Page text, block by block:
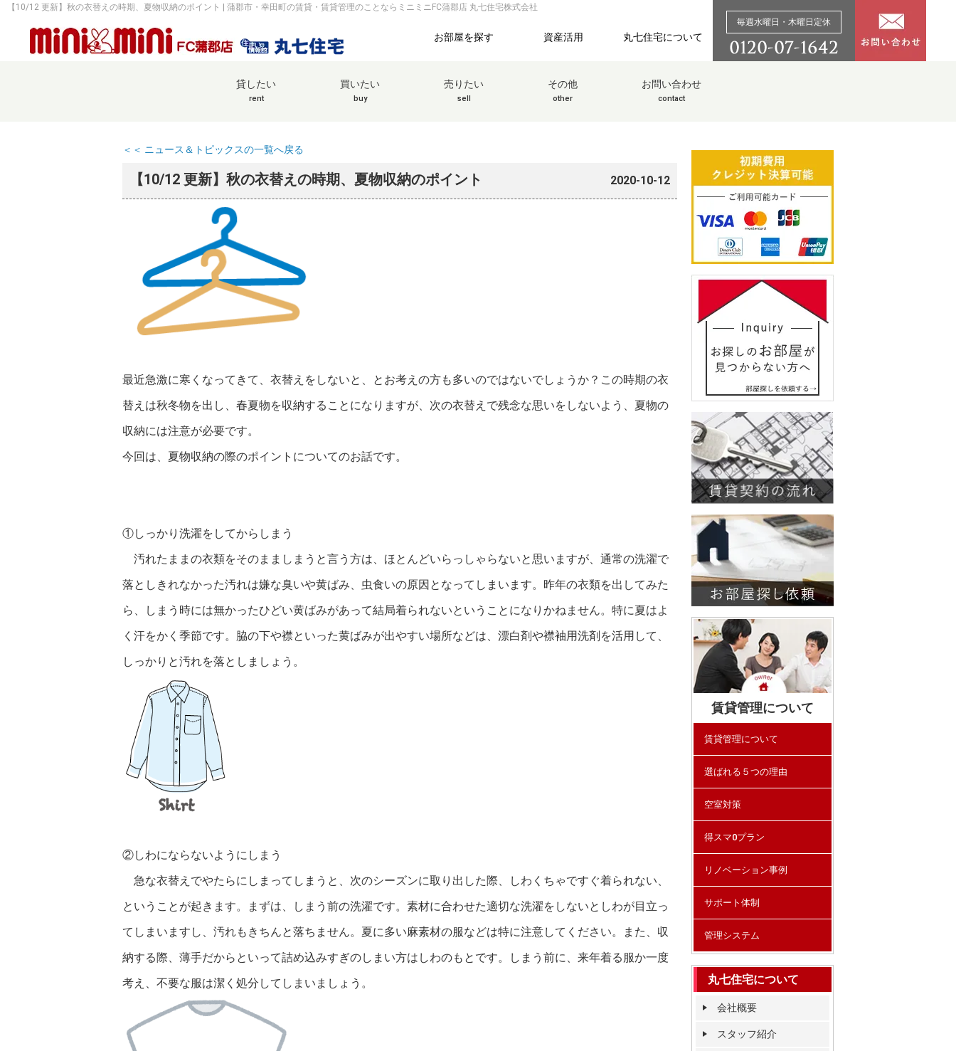
【10/12 更新】秋の衣替えの時期、夏物収納のポイント | 蒲郡市・幸田町の賃貸・賃貸管理のことならミニミニFC蒲郡店 丸七住宅株式会社
お部屋を探す 資産活用 丸七住宅について
毎週水曜日・木曜日定休
貸したい
rent
買いたい
buy
売りたい
sell
その他
other
お問い合わせ
contact
＜＜ ニュース＆トピックスの一覧へ戻る
【10/12 更新】秋の衣替えの時期、夏物収納のポイント 2020-10-12
最近急激に寒くなってきて、衣替えをしないと、とお考えの方も多いのではないでしょうか？この時期の衣
替えは秋冬物を出し、春夏物を収納することになりますが、次の衣替えで残念な思いをしないよう、夏物の
収納には注意が必要です。
今回は、夏物収納の際のポイントについてのお話です。
①しっかり洗濯をしてからしまう
汚れたままの衣類をそのまましまうと言う方は、ほとんどいらっしゃらないと思いますが、通常の洗濯で
落としきれなかった汚れは嫌な臭いや黄ばみ、虫食いの原因となってしまいます。昨年の衣類を出してみた
ら、しまう時には無かったひどい黄ばみがあって結局着られないということになりかねません。特に夏はよ
く汗をかく季節です。脇の下や襟といった黄ばみが出やすい場所などは、漂白剤や襟袖用洗剤を活用して、
しっかりと汚れを落としましょう。
②しわにならないようにしまう
急な衣替えでやたらにしまってしまうと、次のシーズンに取り出した際、しわくちゃですぐ着られない、
ということが起きます。まずは、しまう前の洗濯です。素材に合わせた適切な洗濯をしないとしわが目立っ
てしまいますし、汚れもきちんと落ちません。夏に多い麻素材の服などは特に注意してください。また、収
納する際、薄手だからといって詰め込みすぎのしまい方はしわのもとです。しまう前に、来年着る服か一度
考え、不要な服は潔く処分してしまいましょう。
賃貸管理について
賃貸管理について
選ばれる５つの理由
空室対策
得スマ0プラン
リノベーション事例
サポート体制
管理システム
丸七住宅について
会社概要
スタッフ紹介